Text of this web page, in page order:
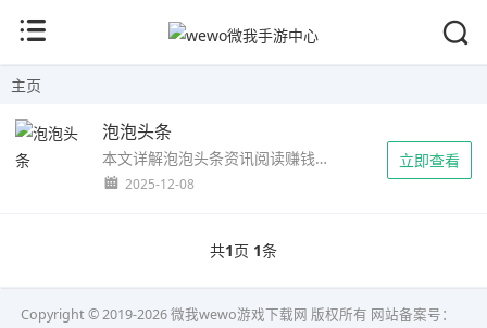
主页
泡泡头条
本文详解泡泡头条资讯阅读赚钱方法，提供1元提现秒到账、每日赚金币技巧及邀请好友金币翻倍攻略，助你利用空闲时间轻松赚零花。...
2025-12-08
立即查看
共1页 1条
Copyright © 2019-2026 微我wewo游戏下载网 版权所有 网站备案号：